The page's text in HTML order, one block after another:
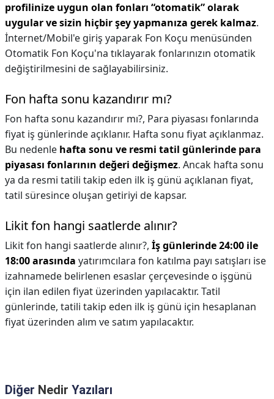
profilinize uygun olan fonları “otomatik” olarak
uygular ve sizin hiçbir şey yapmanıza gerek kalmaz.
İnternet/Mobil'e giriş yaparak Fon Koçu menüsünden
Otomatik Fon Koçu'na tıklayarak fonlarınızın otomatik
değiştirilmesini de sağlayabilirsiniz.
Fon hafta sonu kazandırır mı?
Fon hafta sonu kazandırır mı?, Para piyasası fonlarında
fiyat iş günlerinde açıklanır. Hafta sonu fiyat açıklanmaz.
Bu nedenle hafta sonu ve resmi tatil günlerinde para
piyasası fonlarının değeri değişmez. Ancak hafta sonu
ya da resmi tatili takip eden ilk iş günü açıklanan fiyat,
tatil süresince oluşan getiriyi de kapsar.
Likit fon hangi saatlerde alınır?
Likit fon hangi saatlerde alınır?, İş günlerinde 24:00 ile
18:00 arasında yatırımcılara fon katılma payı satışları ise
izahnamede belirlenen esaslar çerçevesinde o işgünü
için ilan edilen fiyat üzerinden yapılacaktır. Tatil
günlerinde, tatili takip eden ilk iş günü için hesaplanan
fiyat üzerinden alım ve satım yapılacaktır.
Diğer Nedir Yazıları